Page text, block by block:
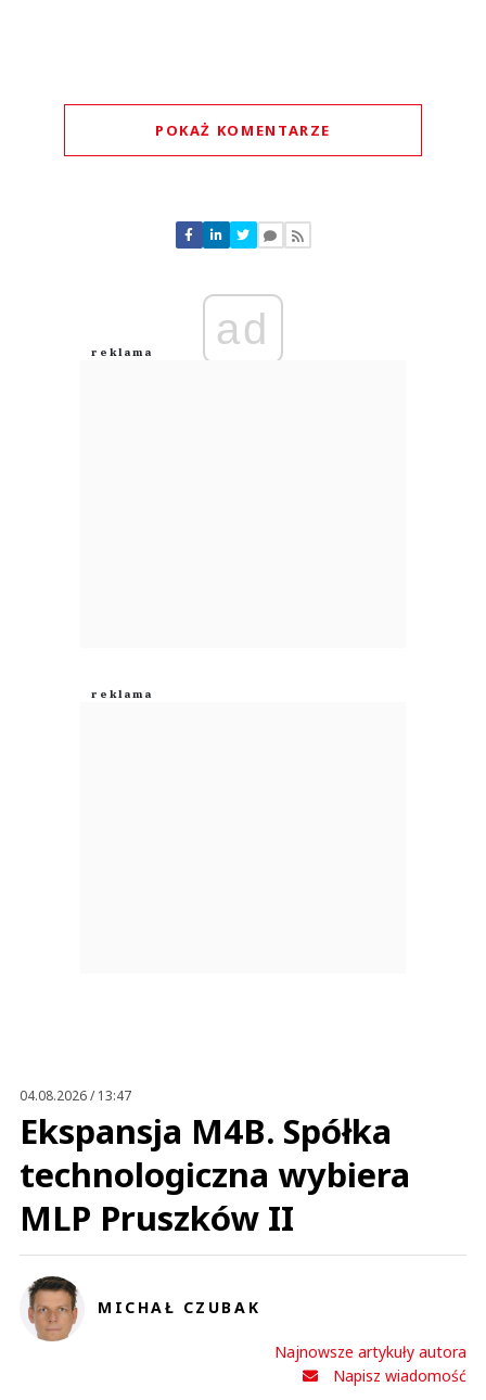
POKAŻ KOMENTARZE
Nie znaleziono komentarzy
Zostaw swoje komentarze
Anuluj
ad
04.08.2026 / 13:47
Ekspansja M4B. Spółka
technologiczna wybiera
MLP Pruszków II
MICHAŁ CZUBAK
Najnowsze artykuły autora
Napisz wiadomość